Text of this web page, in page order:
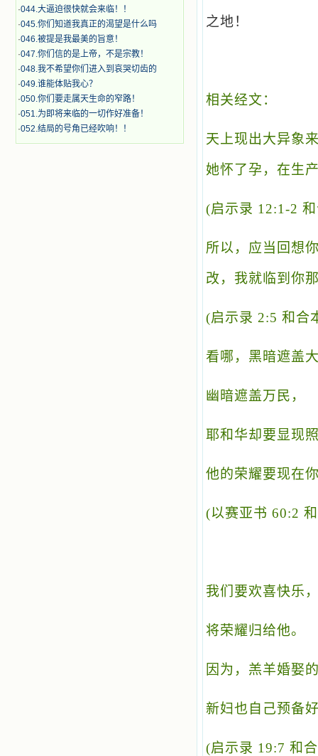
·044.大逼迫很快就会来临！！
·045.你们知道我真正的渴望是什么吗
·046.被提是我最美的旨意！
·047.你们信的是上帝，不是宗教！
·048.我不希望你们进入到哀哭切齿的
·049.谁能体贴我心？
·050.你们要走属天生命的窄路！
·051.为即将来临的一切作好准备！
·052.结局的号角已经吹响！！
之地！
相关经文：
天上现出大异象
她怀了孕，在生
(启示录 12:1-2
所以，应当回想
改，我就临到你
(启示录 2:5 和合
看哪，黑暗遮盖
幽暗遮盖万民，
耶和华却要显现
他的荣耀要现在
(以赛亚书 60:2
我们要欢喜快乐
将荣耀归给他。
因为，羔羊婚娶
新妇也自己预备
(启示录 19:7 和